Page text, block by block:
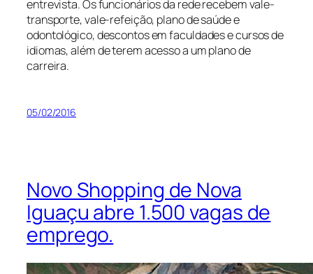
entrevista. Os funcionários da rede recebem vale-
transporte, vale-refeição, plano de saúde e
odontológico, descontos em faculdades e cursos de
idiomas, além de terem acesso a um plano de
carreira.
05/02/2016
Novo Shopping de Nova
Iguaçu abre 1.500 vagas de
emprego.